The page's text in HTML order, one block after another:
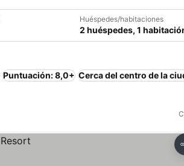
Huéspedes/habitaciones
2 huéspedes, 1
Puntuación: 8,0+ Cerca del centro de la